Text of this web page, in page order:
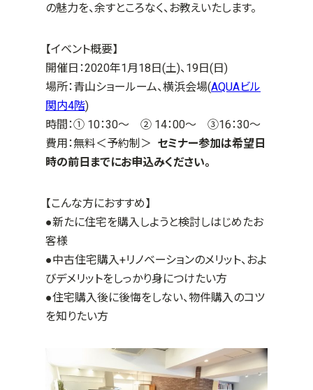
の魅力を、余すところなく、お教えいたします。
【イベント概要】
開催日：2020年1月18日(土)、19日(日)
場所：青山ショールーム、横浜会場(AQUAビル
関内4階)
時間：① 10：30～ ② 14：00～ ③16：30～
費用：無料＜予約制＞ セミナー参加は希望日
時の前日までにお申込みください。
【こんな方におすすめ】
●新たに住宅を購入しようと検討しはじめたお
客様
●中古住宅購入+リノベーションのメリット、およ
びデメリットをしっかり身につけたい方
●住宅購入後に後悔をしない、物件購入のコツ
を知りたい方